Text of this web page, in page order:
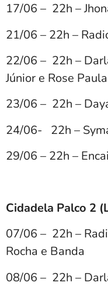
17/06 – 22h –
21/06 – 22h –
22/06 – 22h –
Júnior e Rose Paula
23/06 – 22h –
24/06- 22h –
29/06 – 22h –
Cidadela Palco 2
07/06 – 22h –
Rocha e Banda
08/06 – 22h –